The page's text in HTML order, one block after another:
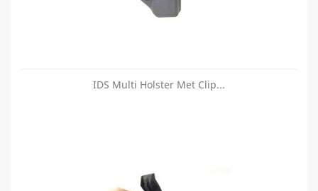
IDS Multi Holster Met Clip...